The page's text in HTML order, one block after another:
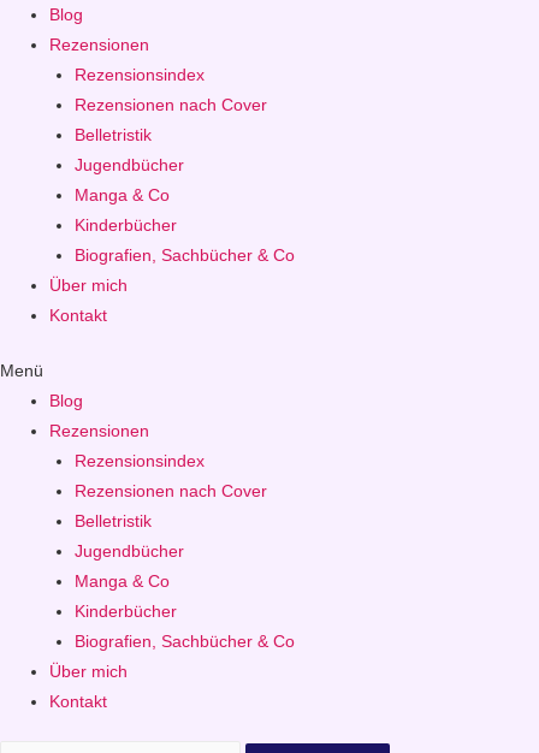
Blog
Rezensionen
Rezensionsindex
Rezensionen nach Cover
Belletristik
Jugendbücher
Manga & Co
Kinderbücher
Biografien, Sachbücher & Co
Über mich
Kontakt
Menü
Blog
Rezensionen
Rezensionsindex
Rezensionen nach Cover
Belletristik
Jugendbücher
Manga & Co
Kinderbücher
Biografien, Sachbücher & Co
Über mich
Kontakt